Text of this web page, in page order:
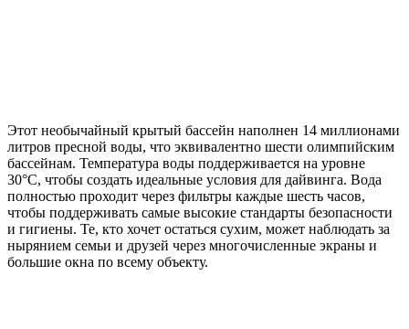
Этот необычайный крытый бассейн наполнен 14 миллионами
литров пресной воды, что эквивалентно шести олимпийским
бассейнам. Температура воды поддерживается на уровне
30°C, чтобы создать идеальные условия для дайвинга. Вода
полностью проходит через фильтры каждые шесть часов,
чтобы поддерживать самые высокие стандарты безопасности
и гигиены. Те, кто хочет остаться сухим, может наблюдать за
нырянием семьи и друзей через многочисленные экраны и
большие окна по всему объекту.